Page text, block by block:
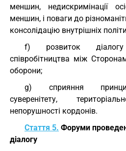
меншин, недискримінації
меншин, і поваги до
консолідацію внутрішніх
f) розвиток
співробітництва між
оборони;
g) сприяння
суверенітету,
непорушності кордонів.
Стаття 5. Форуми
діалогу